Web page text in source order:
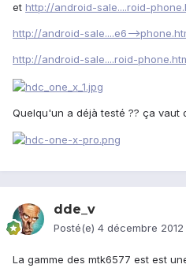
et http://android-sale....roid-
http://android-sale....e6--
http://android-sale....roid-
Quelqu'un a déjà testé ?? ça vaut
dde_v
Posté(e) 4 décembre 2012
La gamme des mtk6577 est est